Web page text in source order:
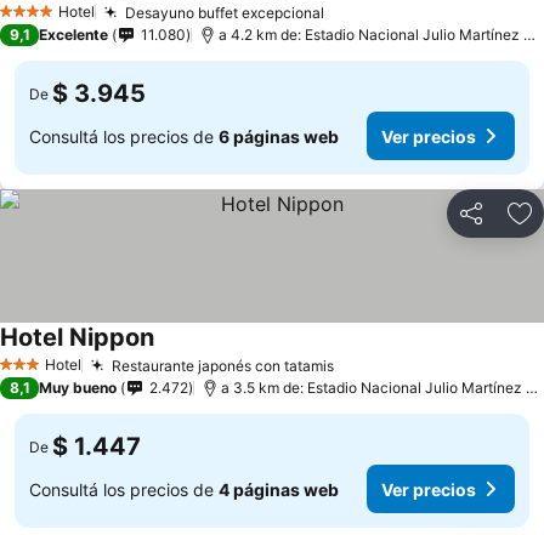
4 EstrellasHotel Desayuno buffet excepcional
9,1 Excelente 11.080 a 4.2 km de: Estadio Nacional Julio Martínez Prádanos
De $ 3.945
Consultá los precios de 6 páginas web Ver precios
Compartir
3 Estrellas
Hotel Restaurante japonés con tatamis
Hotel Nippon
8,1 Muy bueno 2.472 a 3.5 km de: Estadio Nacional Julio Martínez Prádanos
De $ 1.447
Consultá los precios de 4 páginas web Ver precios